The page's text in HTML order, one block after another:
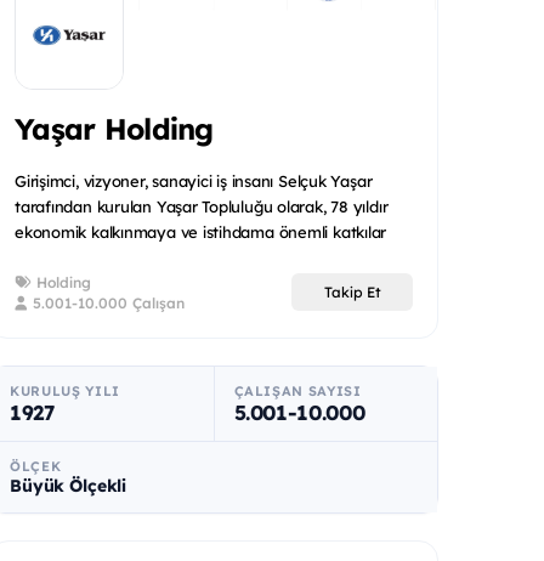
Yaşar Holding
Girişimci, vizyoner, sanayici iş insanı Selçuk Yaşar
tarafından kurulan Yaşar Topluluğu olarak, 78 yıldır
ekonomik kalkınmaya ve istihdama önemli katkılar
Holding
5.001-10.000 Çalışan
Takip Et
KURULUŞ YILI
1927
ÇALIŞAN SAYISI
5.001-10.000
ÖLÇEK
Büyük Ölçekli